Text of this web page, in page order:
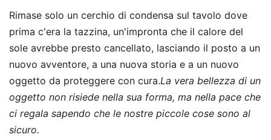
Rimase solo un cerchio di condensa sul tavolo dove
prima c'era la tazzina, un'impronta che il calore del
sole avrebbe presto cancellato, lasciando il posto a un
nuovo avventore, a una nuova storia e a un nuovo
oggetto da proteggere con cura.La vera bellezza di un
oggetto non risiede nella sua forma, ma nella pace che
ci regala sapendo che le nostre piccole cose sono al
sicuro.